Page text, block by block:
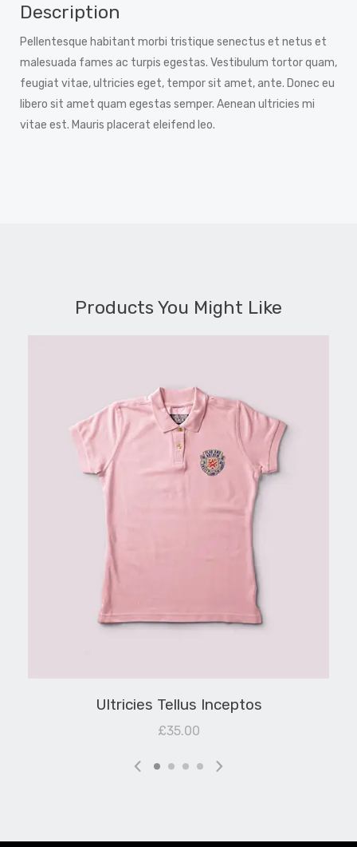
Description
Pellentesque habitant morbi tristique senectus et netus et
malesuada fames ac turpis egestas. Vestibulum tortor quam,
feugiat vitae, ultricies eget, tempor sit amet, ante. Donec eu
libero sit amet quam egestas semper. Aenean ultricies mi
vitae est. Mauris placerat eleifend leo.
Products You Might Like
Ultricies Tellus Inceptos
£35.00